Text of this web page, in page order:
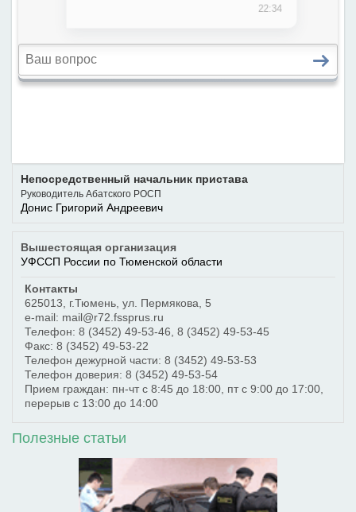
Непосредственный начальник пристава
Руководитель Абатского РОСП
Донис Григорий Андреевич
Вышестоящая организация
УФССП России по Тюменской области
Контакты
625013
г.Тюмень ул. Пермякова, 5
e-mail: mail@r72.fssprus.ru
Телефон: 8 (3452) 49-53-46 8 (3452) 49-53-45
Факс: 8 (3452) 49-53-22
Телефон дежурной части: 8 (3452) 49-53-53
Телефон доверия: 8 (3452) 49-53-54
Прием граждан: пн-чт с 8:45 до 18:00, пт с 9:00 до 17:00,
перерыв с 13:00 до 14:00
Полезные статьи